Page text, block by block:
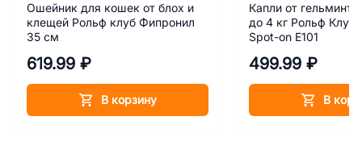
Ошейник для кошек от блох и
клещей Рольф клуб Фипронил
35 см
619.99 ₽
В корзину
Капли от
до 4 кг Рольф Клуб
Spot-on Е101
499.99 ₽
В